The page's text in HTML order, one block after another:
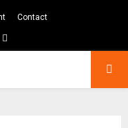
Contact
Google